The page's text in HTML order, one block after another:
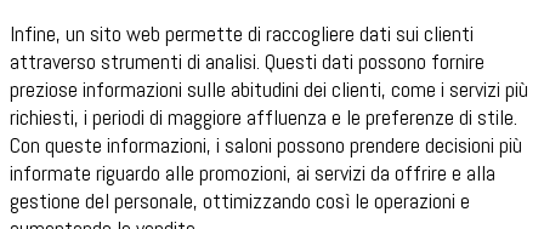
Infine, un sito web permette di raccogliere dati sui clienti
attraverso strumenti di analisi. Questi dati possono fornire
preziose informazioni sulle abitudini dei clienti, come i servizi più
richiesti, i periodi di maggiore affluenza e le preferenze di stile.
Con queste informazioni, i saloni possono prendere decisioni più
informate riguardo alle promozioni, ai servizi da offrire e alla
gestione del personale, ottimizzando così le operazioni e